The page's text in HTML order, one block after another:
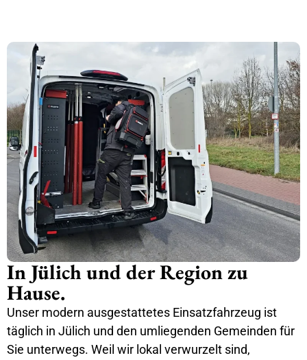
In Jülich und der Region zu
Hause.
Unser modern ausgestattetes Einsatzfahrzeug ist
täglich in Jülich und den umliegenden Gemeinden für
Sie unterwegs. Weil wir lokal verwurzelt sind,